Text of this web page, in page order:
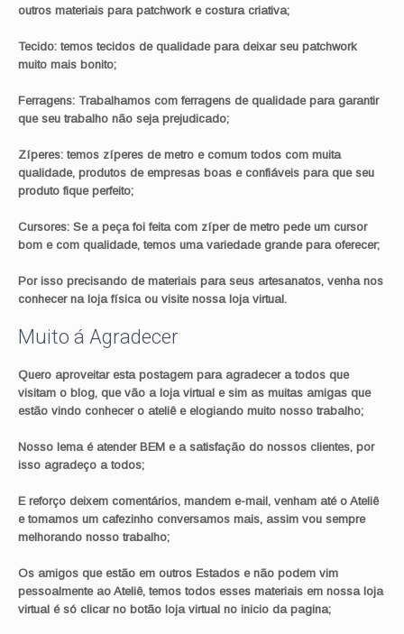
outros materiais para patchwork e costura criativa;
Tecido: temos tecidos de qualidade para deixar seu patchwork
muito mais bonito;
Ferragens: Trabalhamos com ferragens de qualidade para garantir
que seu trabalho não seja prejudicado;
Zíperes: temos zíperes de metro e comum todos com muita
qualidade, produtos de empresas boas e confiáveis para que seu
produto fique perfeito;
Cursores: Se a peça foi feita com zíper de metro pede um cursor
bom e com qualidade, temos uma variedade grande para oferecer;
Por isso precisando de materiais para seus artesanatos, venha nos
conhecer na loja física ou visite nossa loja virtual.
Muito á Agradecer
Quero aproveitar esta postagem para agradecer a todos que
visitam o blog, que vão a loja virtual e sim as muitas amigas que
estão vindo conhecer o ateliê e elogiando muito nosso trabalho;
Nosso lema é atender BEM e a satisfação do nossos clientes, por
isso agradeço a todos;
E reforço deixem comentários, mandem e-mail, venham até o Ateliê
e tomamos um cafezinho conversamos mais, assim vou sempre
melhorando nosso trabalho;
Os amigos que estão em outros Estados e não podem vim
pessoalmente ao Ateliê, temos todos esses materiais em nossa loja
virtual é só clicar no botão loja virtual no inicio da pagina;